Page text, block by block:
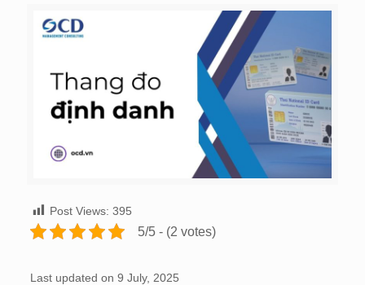
Post Views: 395
5/5 - (2 votes)
Last updated on 9 July, 2025